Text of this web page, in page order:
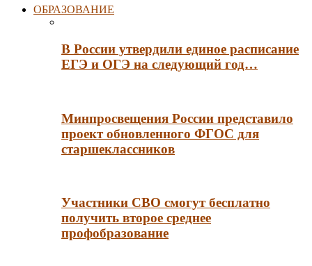
ОБРАЗОВАНИЕ
В России утвердили единое расписание
ЕГЭ и ОГЭ на следующий год…
Минпросвещения России представило
проект обновленного ФГОС для
старшеклассников
Участники СВО смогут бесплатно
получить второе среднее
профобразование